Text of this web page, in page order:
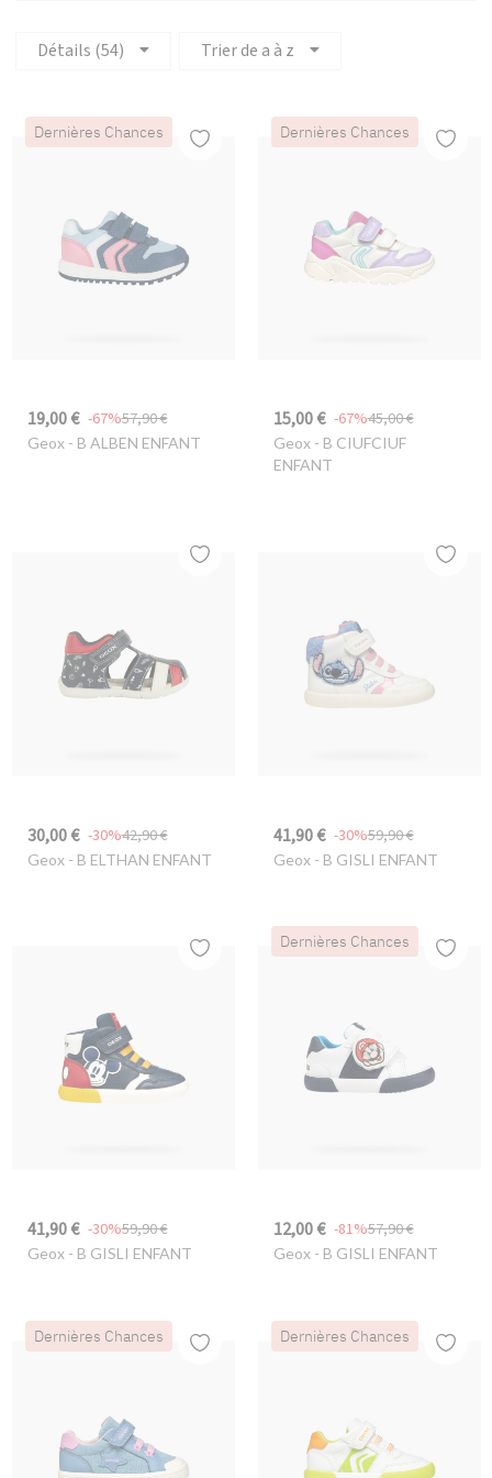
Détails (54) Trier de a à z
Dernières Chances
19,00 € 57,90 €
-67%
Geox- B ALBEN ENFANT
Dernières Chances
15,00 € 45,00 €
-67%
Geox- B CIUFCIUF
ENFANT
30,00 € 42,90 €
-30%
Geox- B ELTHAN ENFANT
41,90 € 59,90 €
-30%
Geox- B GISLI ENFANT
41,90 € 59,90 €
-30%
Geox- B GISLI ENFANT
Dernières Chances
12,00 € 57,90 €
-81%
Geox- B GISLI ENFANT
Dernières Chances Dernières Chances